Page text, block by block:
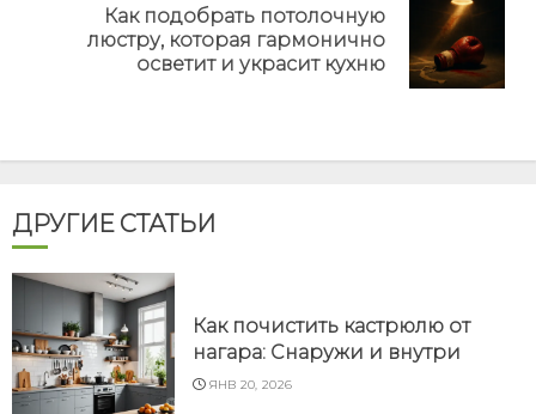
Как подобрать потолочную
люстру, которая гармонично
осветит и украсит кухню
ДРУГИЕ СТАТЬИ
Как почистить кастрюлю от
нагара: Снаружи и внутри
ЯНВ 20, 2026